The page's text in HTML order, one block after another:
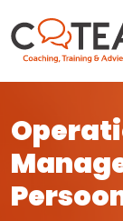
Home
Waarvoor?
Leiderschap